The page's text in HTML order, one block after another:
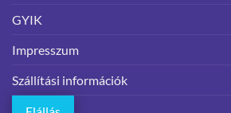
GYIK
Impresszum
Szállítási információk